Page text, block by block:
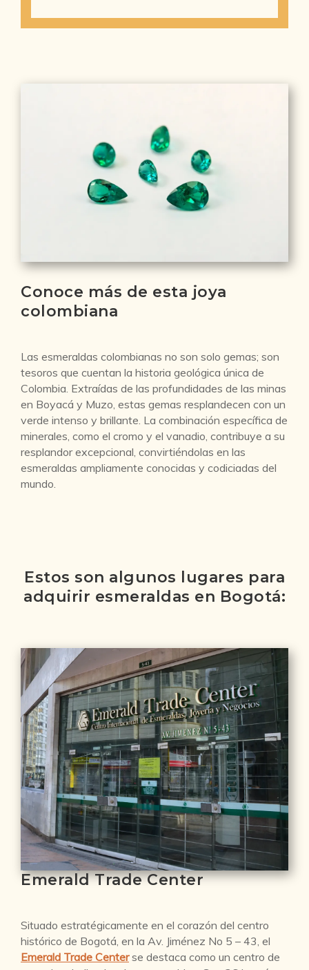
Conoce más de esta joya
colombiana
Las esmeraldas colombianas no son solo gemas; son
tesoros que cuentan la historia geológica única de
Colombia. Extraídas de las profundidades de las minas
en Boyacá y Muzo, estas gemas resplandecen con un
verde intenso y brillante. La combinación específica de
minerales, como el cromo y el vanadio, contribuye a su
resplandor excepcional, convirtiéndolas en las
esmeraldas ampliamente conocidas y codiciadas del
mundo.
Estos son algunos lugares para
adquirir esmeraldas en Bogotá:
Emerald Trade Center
Situado estratégicamente en el corazón del centro
histórico de Bogotá, en la Av. Jiménez No 5 – 43, el
Emerald Trade Centerse destaca como un centro de